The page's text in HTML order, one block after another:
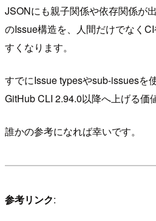
JSONにも親子関係や依存関係が
のIssue構造を、人間だけでなく
すくなります。
すでにIssue typesやsub-issuesを
GitHub CLI 2.94.0以降へ上げる価
誰かの参考になれば幸いです。
参考リンク: